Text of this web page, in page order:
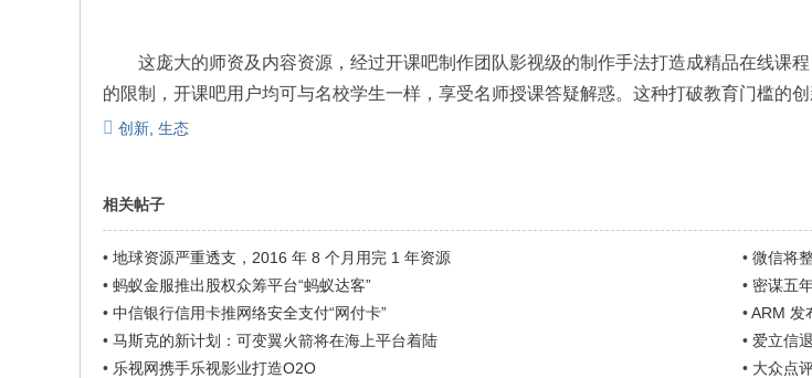
这庞大的师资及内容资源，经过开课吧制作团队影视级的制作手法打造成精品在线课
的限制，开课吧用户均可与名校学生一样，享受名师授课答疑解惑。这种打破教育门槛的
创新 生态
相关帖子
• 地球资源严重透支，2016 年 8 个月用完 1 年资源 • 微信将
• 蚂蚁金服推出股权众筹平台“蚂蚁达客” • 密谋五
• 中信银行信用卡推网络安全支付“网付卡” •ARM 发
• 马斯克的新计划：可变翼火箭将在海上平台着陆 • 爱立信
• 乐视网携手乐视影业打造O2O • 大众点